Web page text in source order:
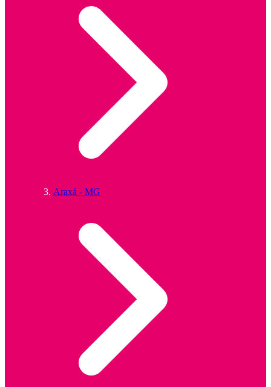
Araxá - MG